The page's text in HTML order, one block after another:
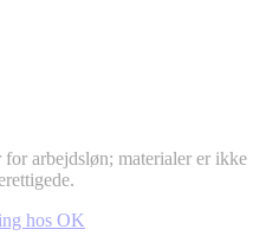
arbejdsløn; materialer er ikke
hos OK